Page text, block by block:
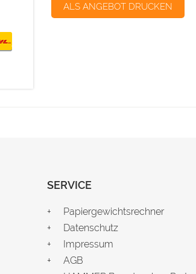
ALS ANGEBOT DRUCKEN
SERVICE
Papiergewichtsrechner
Datenschutz
Impressum
AGB